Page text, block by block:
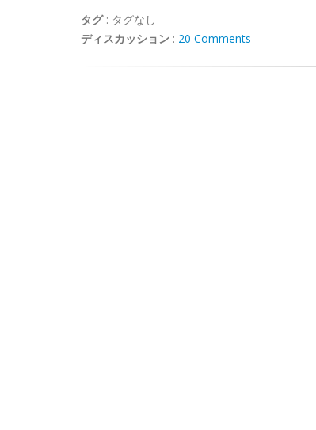
タグ: タグなし
ディスカッション : 20 Comments